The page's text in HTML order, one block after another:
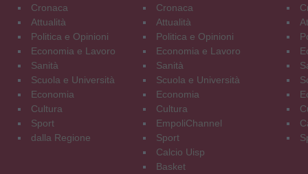
Cronaca
Attualità
Politica e Opinioni
Economia e Lavoro
Sanità
Scuola e Università
Economia
Cultura
Sport
dalla Regione
Cronaca
Attualità
Politica e Opinioni
Economia e Lavoro
Sanità
Scuola e Università
Economia
Cultura
EmpoliChannel
Sport
Calcio Uisp
Basket